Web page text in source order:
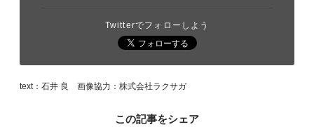
Twitterでフォローしよう
text：石井 良 画像協力：株式会社ラクサガ
この記事をシェア